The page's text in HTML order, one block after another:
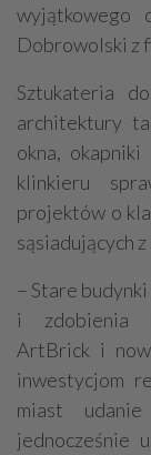
wyjątkowego
Dobrowolski z
Sztukateria
architektury
okna,
klinkieru
projektów o
sąsiadujących
– Stare
i zdobienia
ArtBrick i
inwestycjom
miast
jednocześnie